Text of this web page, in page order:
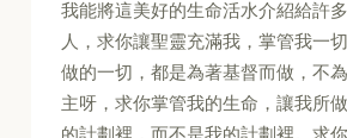
我能將這美好的生命活水介紹給許
人，求你讓聖靈充滿我，掌管我一
做的一切，都是為著基督而做，不為
主呀，求你掌管我的生命，讓我所
的計劃裡，而不是我的計劃裡。求